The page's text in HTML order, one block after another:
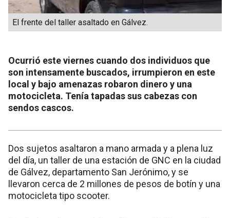
El frente del taller asaltado en Gálvez.
Ocurrió este viernes cuando dos individuos que
son intensamente buscados, irrumpieron en este
local y bajo amenazas robaron dinero y una
motocicleta. Tenía tapadas sus cabezas con
sendos cascos.
Dos sujetos asaltaron a mano armada y a plena luz
del día, un taller de una estación de GNC en la ciudad
de Gálvez, departamento San Jerónimo, y se
llevaron cerca de 2 millones de pesos de botín y una
motocicleta tipo scooter.